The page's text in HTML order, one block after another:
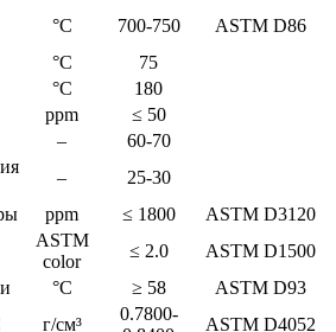
°C 700-750
ASTM D86
°C
75
°C
180
ppm
≤ 50
–
60-70
–
25-30
ppm ≤ 1800
ASTM D3120
ASTM
color
≤ 2.0
ASTM D1500
°C ≥ 58
ASTM D93
г/см³
0.7800-
ASTM D4052